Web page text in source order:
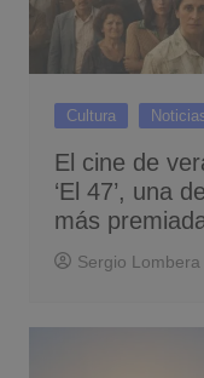
Cultura
El cine de
‘El 47’, una
más
Sergio Lombera